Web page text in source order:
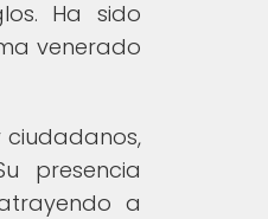
Ha sido
venerado
ciudadanos,
presencia
a